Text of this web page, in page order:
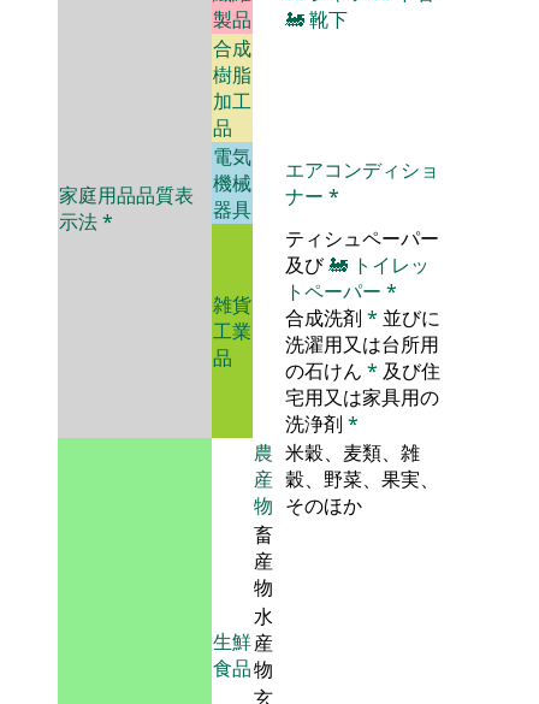
家庭用品品質表
示法*
製品
🚂靴下
合成
樹脂
加工
品
電気
機械
器具
エアコンディショ
ナー *
雑貨
工業
品
ティシュペーパー
及び🚂 トイレッ
トペーパー *
合成洗剤 * 並びに
洗濯用又は台所用
の石けん * 及び住
宅用又は家具用の
洗浄剤 *
生鮮
食品
農
産
物
米穀、麦類、雑
穀、野菜、果実、
そのほか
畜
産
物
水
産
物
玄